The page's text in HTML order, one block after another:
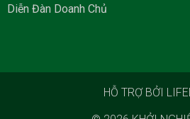
Diễn Đàn Doanh Chủ
HỖ TRỢ BỞI